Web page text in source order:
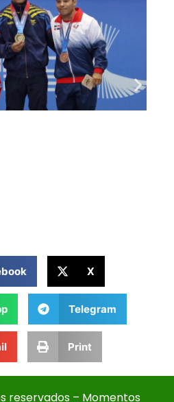
X
Telegram
Print
reservados – Momentos